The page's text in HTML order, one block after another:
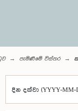
පැමිණීමේ විස්තර
දින දක්වා (YYYY-MM-